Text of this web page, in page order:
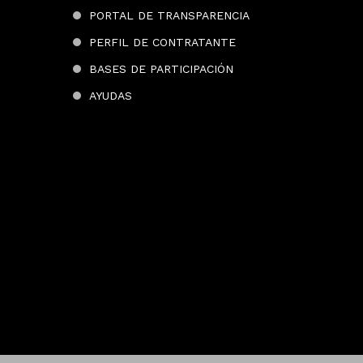
PORTAL DE TRANSPARENCIA
PERFIL DE CONTRATANTE
BASES DE PARTICIPACIÓN
AYUDAS